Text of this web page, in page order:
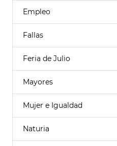
Empleo
Fallas
Feria de Julio
Mayores
Mujer e Igualdad
Naturia